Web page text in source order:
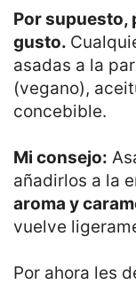
Por supuesto,
gusto.
asadas a la
(vegano),
concebible.
Mi consejo:
añadirlos a la
aroma y
vuelve
Por ahora les